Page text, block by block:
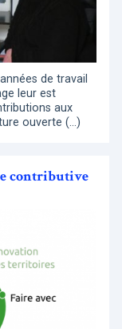
de travail
leur est
aux
ouverte (…)
contributive